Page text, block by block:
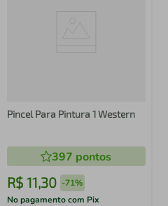
Pincel Para Pintura 1 Western
397 pontos
R$ 11,30 -71%
No pagamento com Pix